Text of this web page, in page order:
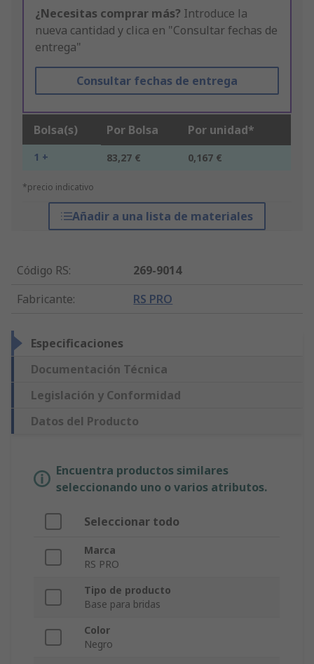
¿Necesitas comprar más? Introduce la
nueva cantidad y clica en "Consultar fechas de
entrega"
Consultar fechas de entrega
Bolsa(s) Por Bolsa Por unidad*
1 + 83,27 € 0,167 €
*precio indicativo
Añadir a una lista de materiales
Código RS:
269-9014
Fabricante: RS PRO
Especificaciones
Documentación Técnica
Legislación y Conformidad
Datos del Producto
Encuentra productos similares
seleccionando uno o varios atributos.
Seleccionar todo
Marca
RS PRO
Tipo de producto
Base para bridas
Color
Negro